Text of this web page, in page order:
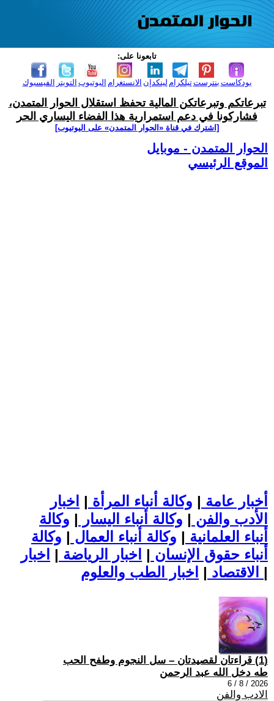
تابعونا على:
الفيسبوك التويتر اليوتيوب الانستغرام لينكدإن تيلكرامبنترست بودكاست
تبرعاتكم وتبرعاتكن المالية تحفظ استقلال الحوار المتمدن،
فشاركونا في دعم استمرارية هذا الفضاء اليساري الحر
[اشترك في قناة ‫«الحوار المتمدن» على اليوتيوب]
الحوار المتمدن - موبايل
الموقع الرئيسي
أخبار عامة | وكالة أنباء المرأة | اخبار
الأدب والفن | وكالة أنباء اليسار | وكالة
أنباء العلمانية | وكالة أنباء العمال | وكالة
أنباء حقوق الإنسان | اخبار الرياضة | اخبار
الاقتصاد | |
(1) قراءتان لقصيدتان – سل النجوم وطفح الحب
طه دخل الله عبد الرحمن
2026 / 8 / 6
الادب والفن